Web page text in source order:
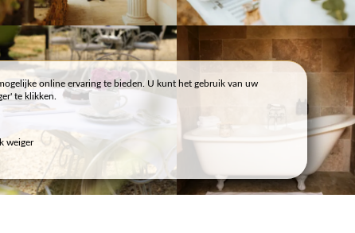
CONTACT & TOEGANG
online ervaring te bieden. U kunt het gebruik van uw
te klikken.
weiger